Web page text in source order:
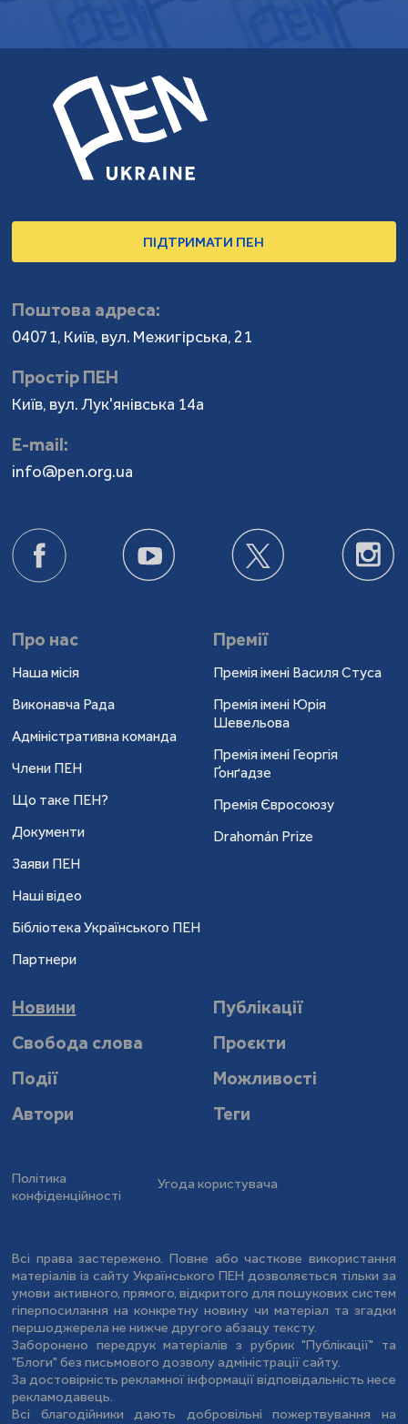
ПІДТРИМАТИ ПЕН
Поштова адреса:
04071, Київ, вул. Межигірська, 21
Простір ПЕН
Київ, вул. Лук'янівська 14а
Е-mail:
info@pen.org.ua
Про нас
Наша місія
Виконавча Рада
Адміністративна команда
Члени ПЕН
Що таке ПЕН?
Документи
Заяви ПЕН
Наші відео
Бібліотека Українського ПЕН
Партнери
Премії
Премія імені Василя Стуса
Премія імені Юрія
Шевельова
Премія імені Георгія
Ґонґадзе
Премія Євросоюзу
Drahomán Prize
Новини
Публікації
Свобода слова
Проєкти
Події
Можливості
Автори
Теги
Політика
конфіденційності
Угода користувача
Всі права застережено. Повне або часткове використання
матеріалів із сайту Українського ПЕН дозволяється тільки за
умови активного, прямого, відкритого для пошукових систем
гіперпосилання на конкретну новину чи матеріал та згадки
першоджерела не нижче другого абзацу тексту.
Заборонено передрук матеріалів з рубрик "Публікації" та
"Блоги" без письмового дозволу адміністрації сайту.
За достовірність рекламної інформації відповідальність несе
рекламодавець.
Всі благодійники дають добровільні пожертвування на